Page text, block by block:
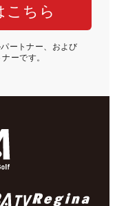
こちら
ートナー、および
ーです。